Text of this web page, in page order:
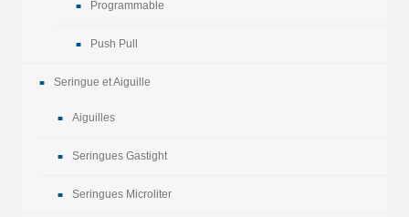
Programmable
Push Pull
Seringue et Aiguille
Aiguilles
Seringues Gastight
Seringues Microliter